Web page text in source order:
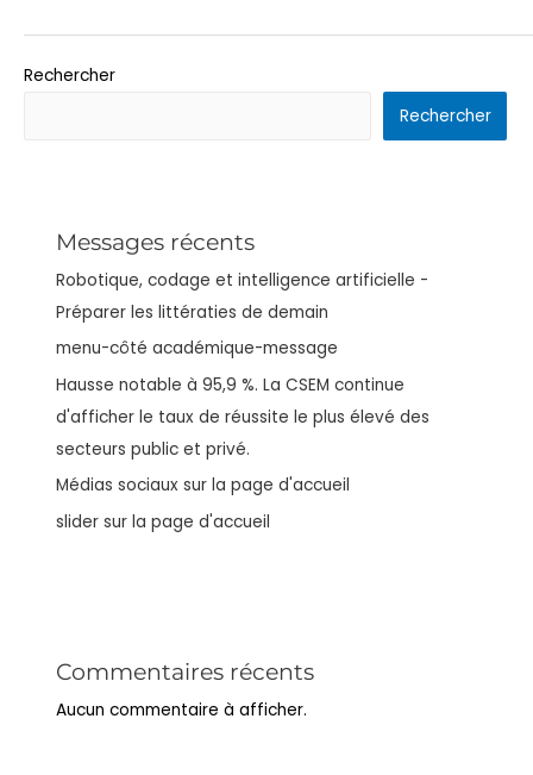
Rechercher
Rechercher
Messages récents
Robotique, codage et intelligence artificielle -
Préparer les littératies de demain
menu-côté académique-message
Hausse notable à 95,9 %. La CSEM continue
d'afficher le taux de réussite le plus élevé des
secteurs public et privé.
Médias sociaux sur la page d'accueil
slider sur la page d'accueil
Commentaires récents
Aucun commentaire à afficher.